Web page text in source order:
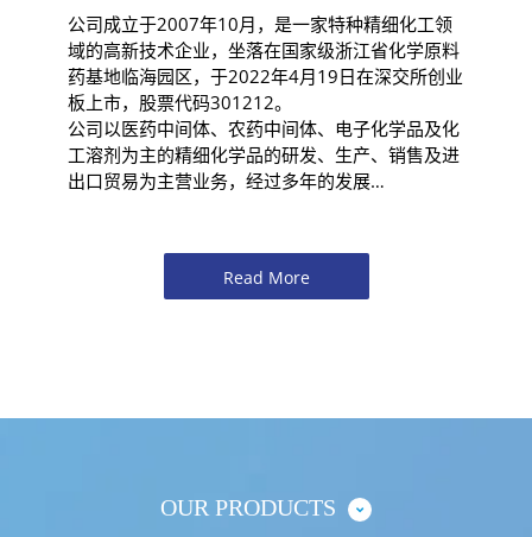
公司成立于2007年10月，是一家特种精细化工领
域的高新技术企业，坐落在国家级浙江省化学原料
药基地临海园区，于2022年4月19日在深交所创业
板上市，股票代码301212。
公司以医药中间体、农药中间体、电子化学品及化
工溶剂为主的精细化学品的研发、生产、销售及进
出口贸易为主营业务，经过多年的发展…
Read More
OUR PRODUCTS